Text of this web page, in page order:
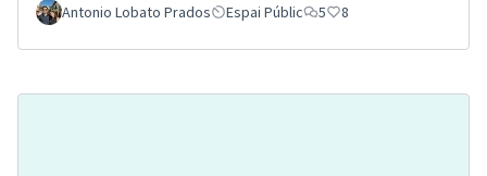
Antonio Lobato Prados Espai Públic 5 8